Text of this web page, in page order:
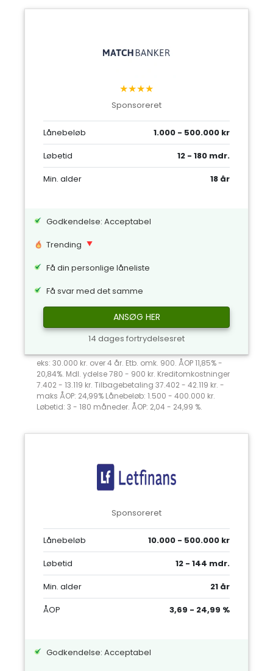
★★★★
Sponsoreret
Lånebeløb
1.000 - 500.000 kr
Løbetid
12 - 180 mdr.
Min. alder
18 år
Godkendelse: Acceptabel
Trending
Få din personlige låneliste
Få svar med det samme
ANSØG HER
14 dages fortrydelsesret
eks: 30.000 kr. over 4 år. Etb. omk. 900. ÅOP 11,85% -
20,84%. Mdl. ydelse 780 - 900 kr. Kreditomkostninger
7.402 - 13.119 kr. Tilbagebetaling 37.402 - 42.119 kr. -
maks ÅOP: 24,99% Lånebeløb: 1.500 - 400.000 kr.
Løbetid: 3 - 180 måneder. ÅOP: 2,04 - 24,99 %.
Sponsoreret
Lånebeløb
10.000 - 500.000 kr
Løbetid
12 - 144 mdr.
Min. alder
21 år
ÅOP
3,69 - 24,99 %
Godkendelse: Acceptabel